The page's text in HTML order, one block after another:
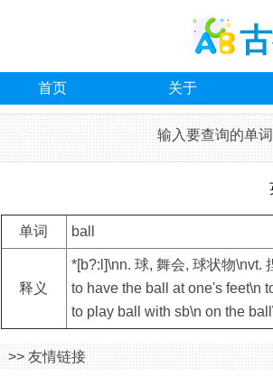
首页 关于
输入要查询的单词
单词 ball
释义
*[b?:l]\nn. 球, 舞会, 球状物\nvt.
to have the ball at one's feet\n
to play ball with sb\n on the
>> 友情链接